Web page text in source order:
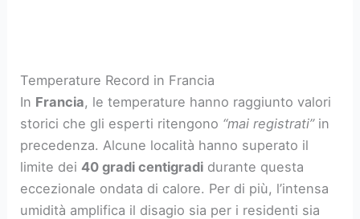
Temperature Record in Francia
In Francia, le temperature hanno raggiunto valori
storici che gli esperti ritengono “mai registrati”in
precedenza. Alcune località hanno superato il
limite dei40 gradi centigradi durante questa
eccezionale ondata di calore. Per di più, l’intensa
umidità amplifica il disagio sia per i residenti sia